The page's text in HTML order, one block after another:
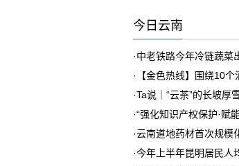
今日云南
·中老铁路今年冷链蔬菜
·
【金色热线】围绕10
·Ta说｜“云茶”的长坡厚
·“强化知识产权保护·赋
·云南道地药材首次规模
·今年上半年昆明居民人